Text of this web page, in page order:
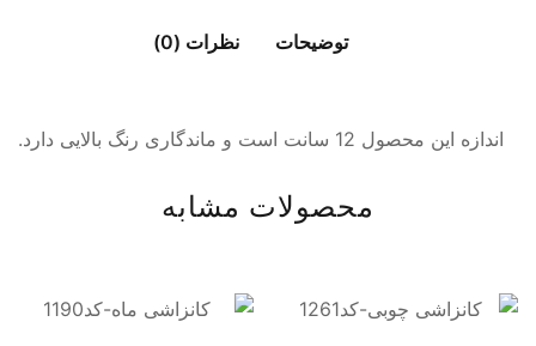
توضیحات نظرات (0)
اندازه این محصول 12 سانت است و ماندگاری رنگ بالایی دارد.
محصولات مشابه